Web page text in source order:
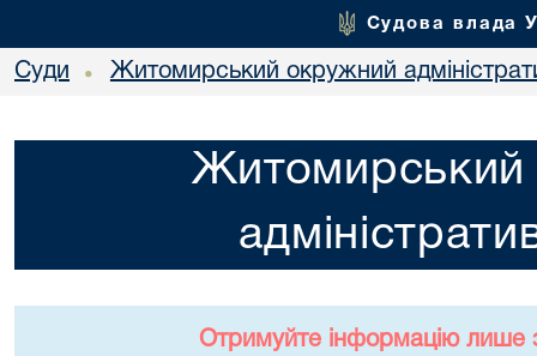
Судова влада
Суди • Житомирський окружний
Житомирський
Отримуйте інформацію лише